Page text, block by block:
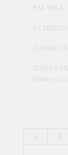
EM TELA:
#2
DATAS:
IDEIAS
limão e
S T